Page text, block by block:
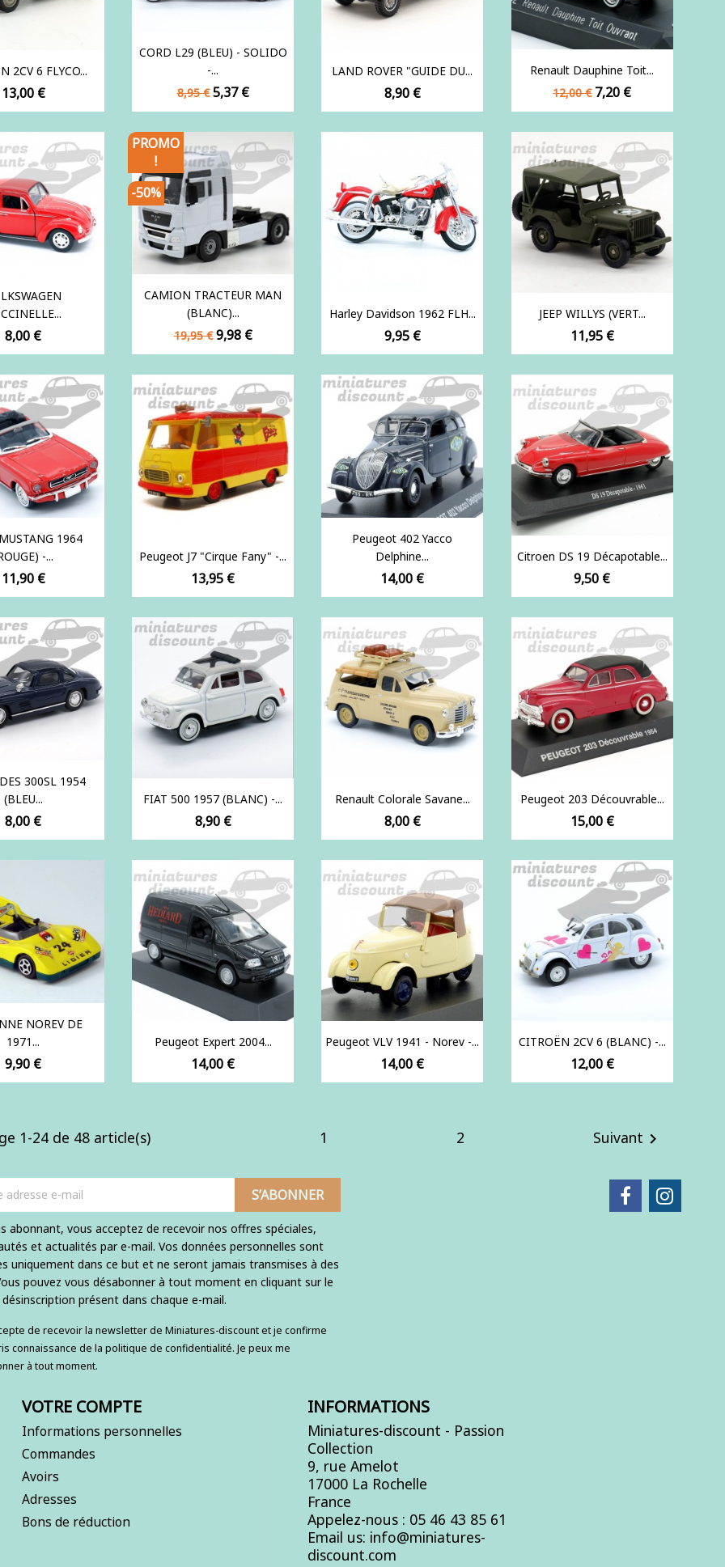
2CV 6 FLYCO...
Prix
13,00 €
CORD L29 (BLEU) - SOLIDO
-...
Prix
de
8,95 € Prix
5,37 €
LAND ROVER "GUIDE DU...
Prix
8,90 €
Renault Dauphine Toit...
Prix
de
12,00 € Prix
7,20 €
Prix
8,00 €
CAMION TRACTEUR MAN
(BLANC)...
Prix
de
19,95 € Prix
9,98 €
PROMO
!
-50%
Harley Davidson 1962 FLH...
Prix
9,95 €
JEEP WILLYS (VERT...
Prix
11,95 €
1964
-...
Prix
11,90 €
Peugeot J7 "Cirque Fany" -...
Prix
13,95 €
Peugeot 402 Yacco
Delphine...
Prix
14,00 €
Citroen DS 19 Décapotable...
Prix
9,50 €
300SL 1954
(BLEU...
Prix
8,00 €
FIAT 500 1957 (BLANC) -...
Prix
8,90 €
Renault Colorale Savane...
Prix
8,00 €
Peugeot 203 Découvrable...
Prix
15,00 €
NOREV DE
1971...
Prix
9,90 €
Peugeot Expert 2004...
Prix
14,00 €
Peugeot VLV 1941 - Norev -...
Prix
14,00 €
CITROËN 2CV 6 (BLANC) -...
Prix
12,00 €
1-24 de 48 article(s) 1 2 Suivant 
abonnant, vous acceptez de recevoir nos offres spéciales,
et actualités par e-mail. Vos données personnelles sont
uniquement dans ce but et ne seront jamais transmises à des
pouvez vous désabonner à tout moment en cliquant sur le
présent dans chaque e-mail.
de recevoir la newsletter de Miniatures-discount et je confirme
connaissance de la politique de confidentialité. Je peux me
à tout moment.
VOTRE COMPTE
Informations personnelles
Commandes
Avoirs
Adresses
Bons de réduction
INFORMATIONS
Miniatures-discount - Passion
Collection
9, rue Amelot
17000 La Rochelle
France
Appelez-nous : 05 46 43 85 61
Email us: info@miniatures-
discount.com